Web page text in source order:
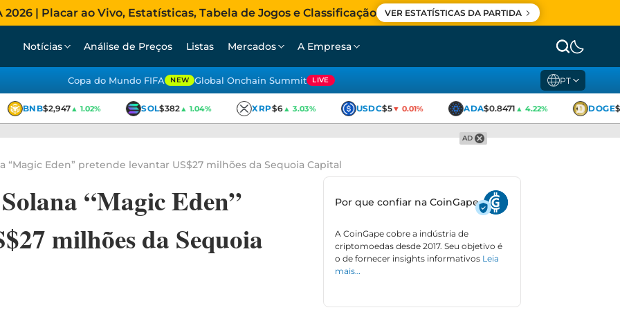
| Placar ao Vivo, Estatísticas, Tabela de Jogos e Classificação VER ESTATÍSTICAS DA PARTIDA
Notícias Análise de Preços Listas Mercados A Empresa
Copa do Mundo FIFA NEW Global Onchain Summit LIVE PT
BNB$2,947▲ 1.02% SOL$382▲ 1.04% XRP$6▲ 3.03% USDC$5▼ 0.01% ADA$0.8471▲ 4.22% DOGE
AD
“Magic Eden” pretende levantar US$27 milhões da Sequoia Capital
“Magic Eden”
milhões da Sequoia
Por que confiar na CoinGape
A CoinGape cobre a indústria de
criptomoedas desde 2017. Seu objetivo é
o de fornecer insights informativos Leia
mais…